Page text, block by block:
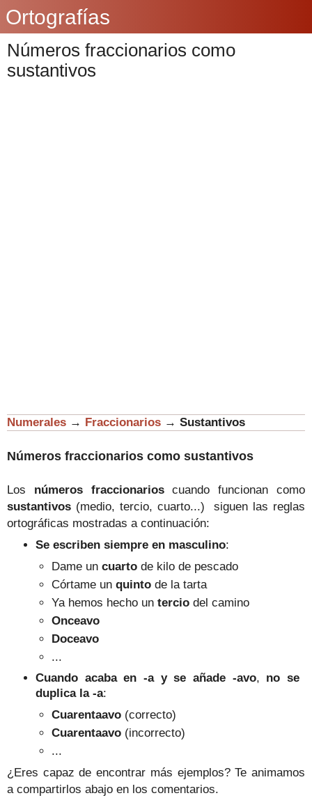
Ortografías
Números fraccionarios como
sustantivos
Numerales → Fraccionarios → Sustantivos
Números fraccionarios como sustantivos
Los números fraccionarioscuando funcionan como
sustantivos (medio, tercio, cuarto...) siguen las reglas
ortográficas mostradas a continuación:
Se escriben siempre en masculino:
Dame un cuarto de kilo de pescado
Córtame un quinto de la tarta
Ya hemos hecho un terciodel camino
Onceavo
Doceavo
...
Cuando acaba en -a y se añade -avo, no se
duplica la -a:
Cuarentaavo (correcto)
Cuarentaavo (incorrecto)
...
¿Eres capaz de encontrar más ejemplos? Te animamos
a compartirlos abajo en los comentarios.